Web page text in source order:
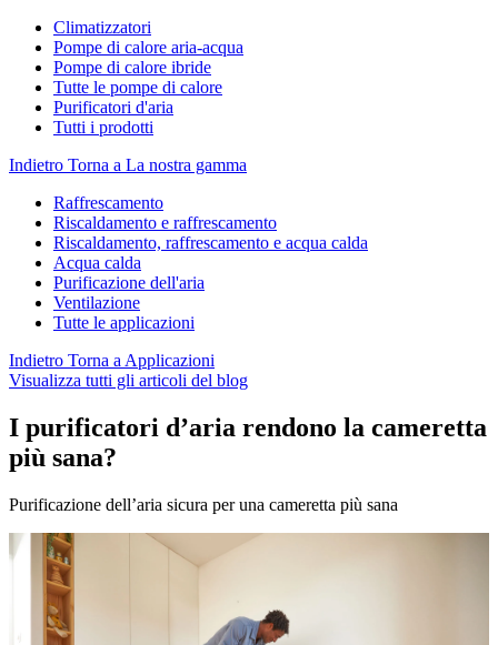
Climatizzatori
Pompe di calore aria-acqua
Pompe di calore ibride
Tutte le pompe di calore
Purificatori d'aria
Tutti i prodotti
Indietro Torna a La nostra gamma
Raffrescamento
Riscaldamento e raffrescamento
Riscaldamento, raffrescamento e acqua calda
Acqua calda
Purificazione dell'aria
Ventilazione
Tutte le applicazioni
Indietro Torna a Applicazioni
Visualizza tutti gli articoli del blog
I purificatori d’aria rendono la cameretta
più sana?
Purificazione dell’aria sicura per una cameretta più sana